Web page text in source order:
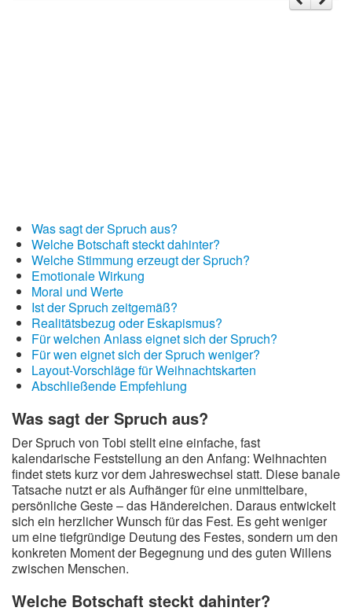
Was sagt der Spruch aus?
Welche Botschaft steckt dahinter?
Welche Stimmung erzeugt der Spruch?
Emotionale Wirkung
Moral und Werte
Ist der Spruch zeitgemäß?
Realitätsbezug oder Eskapismus?
Für welchen Anlass eignet sich der Spruch?
Für wen eignet sich der Spruch weniger?
Layout-Vorschläge für Weihnachtskarten
Abschließende Empfehlung
Was sagt der Spruch aus?
Der Spruch von Tobi stellt eine einfache, fast
kalendarische Feststellung an den Anfang: Weihnachten
findet stets kurz vor dem Jahreswechsel statt. Diese banale
Tatsache nutzt er als Aufhänger für eine unmittelbare,
persönliche Geste – das Händereichen. Daraus entwickelt
sich ein herzlicher Wunsch für das Fest. Es geht weniger
um eine tiefgründige Deutung des Festes, sondern um den
konkreten Moment der Begegnung und des guten Willens
zwischen Menschen.
Welche Botschaft steckt dahinter?